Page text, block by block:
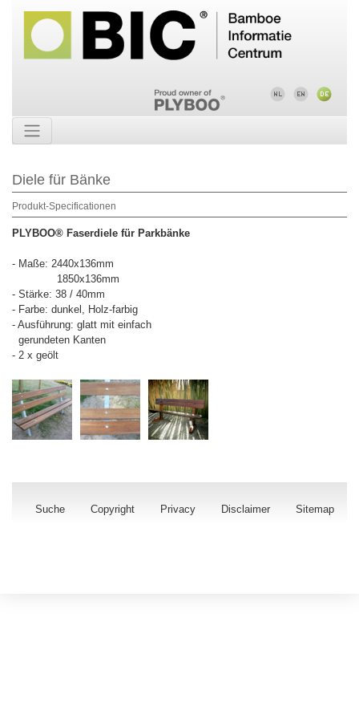
Diele für Bänke
Produkt-Specificationen
PLYBOO® Faserdiele für Parkbänke
- Maße: 2440x136mm
1850x136mm
- Stärke: 38 / 40mm
- Farbe: dunkel, Holz-farbig
- Ausführung: glatt mit einfach
gerundeten Kanten
- 2 x geölt
Suche Copyright Privacy Disclaimer Sitemap